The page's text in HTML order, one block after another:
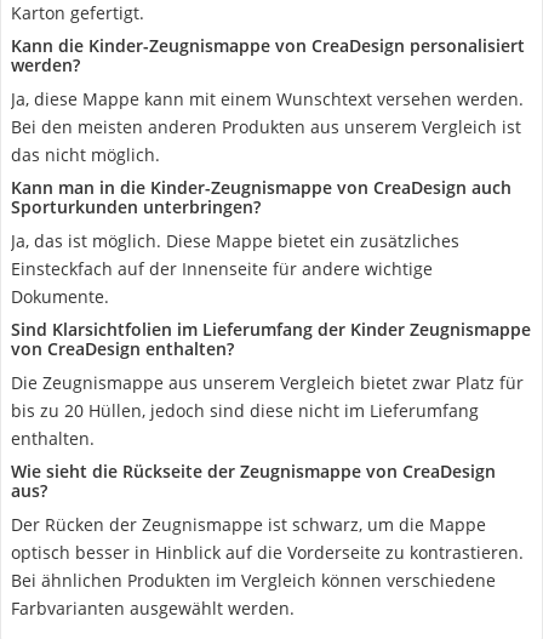
Karton gefertigt.
Kann die Kinder-Zeugnismappe von CreaDesign personalisiert
werden?
Ja, diese Mappe kann mit einem Wunschtext versehen werden.
Bei den meisten anderen Produkten aus unserem Vergleich ist
das nicht möglich.
Kann man in die Kinder-Zeugnismappe von CreaDesign auch
Sporturkunden unterbringen?
Ja, das ist möglich. Diese Mappe bietet ein zusätzliches
Einsteckfach auf der Innenseite für andere wichtige
Dokumente.
Sind Klarsichtfolien im Lieferumfang der Kinder Zeugnismappe
von CreaDesign enthalten?
Die Zeugnismappe aus unserem Vergleich bietet zwar Platz für
bis zu 20 Hüllen, jedoch sind diese nicht im Lieferumfang
enthalten.
Wie sieht die Rückseite der Zeugnismappe ‎von CreaDesign
aus?
Der Rücken der Zeugnismappe ist schwarz, um die Mappe
optisch besser in Hinblick auf die Vorderseite zu kontrastieren.
Bei ähnlichen Produkten im Vergleich können verschiedene
Farbvarianten ausgewählt werden.